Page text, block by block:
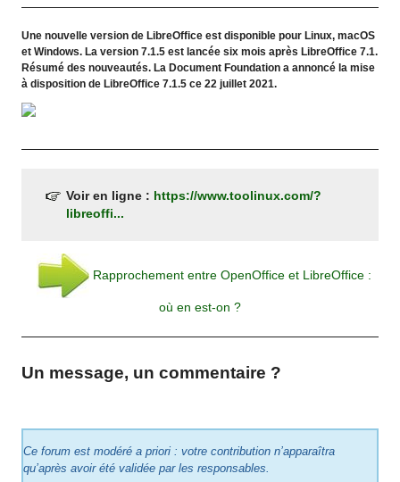
Une nouvelle version de LibreOffice est disponible pour Linux, macOS
et Windows. La version 7.1.5 est lancée six mois après LibreOffice 7.1.
Résumé des nouveautés. La Document Foundation a annoncé la mise
à disposition de LibreOffice 7.1.5 ce 22 juillet 2021.
Voir en ligne : https://www.toolinux.com/?
libreoffi...
Rapprochement entre OpenOffice et LibreOffice :
où en est-on ?
Un message, un commentaire ?
Ce forum est modéré a priori : votre contribution n’apparaîtra
qu’après avoir été validée par les responsables.